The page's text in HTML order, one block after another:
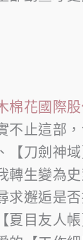
棉花國際
不止這部
【刀劍神
轉生變為
求邂逅是
夏目友人